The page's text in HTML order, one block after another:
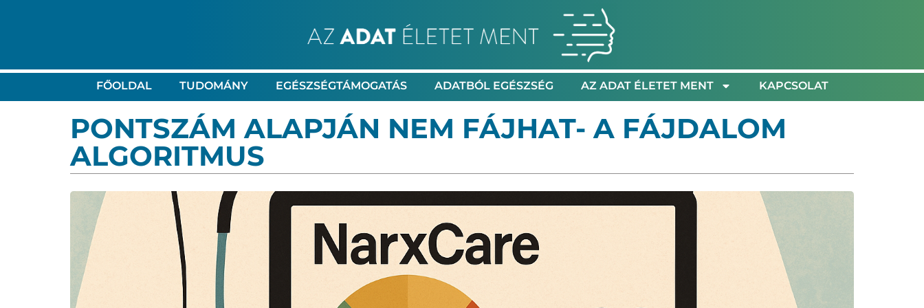
FŐOLDAL TUDOMÁNY EGÉSZSÉGTÁMOGATÁS ADATBÓL EGÉSZSÉG AZ ADAT ÉLETET MENT KAPCSOLAT
PONTSZÁM ALAPJÁN NEM FÁJHAT- A FÁJDALOM
ALGORITMUS